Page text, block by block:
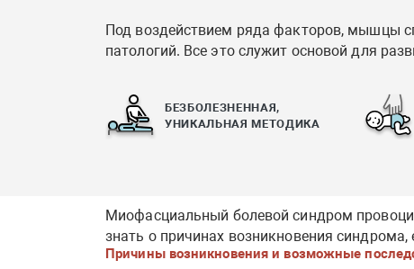
Под воздействием ряда факторов, мышцы
патологий. Все это служит основой для
БЕЗБОЛЕЗНЕННАЯ,
УНИКАЛЬНАЯ МЕТОДИКА
Миофасциальный болевой синдром
знать о причинах возникновения
Причины возникновения и возможные